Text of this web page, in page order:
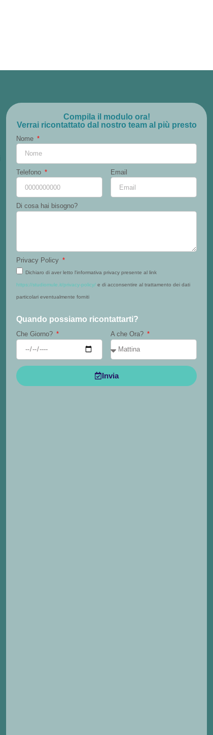
Compila il modulo ora!
Verrai ricontattato dal nostro team al più presto
Nome
Telefono Email
Di cosa hai bisogno?
Privacy Policy
Dichiaro di aver letto l'informativa privacy presente al link
https://studiomule.it/privacy-policy/ e di acconsentire al trattamento dei dati
particolari eventualmente forniti
Quando possiamo ricontattarti?
Che Giorno? A che Ora?
Invia